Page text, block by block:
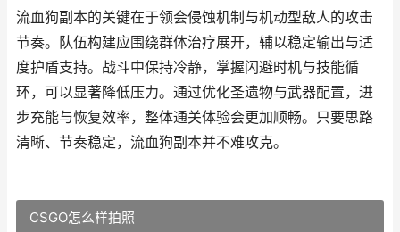
流血狗副本的关键在于领会侵蚀机制与机动型敌人的攻击
节奏。队伍构建应围绕群体治疗展开，辅以稳定输出与适
度护盾支持。战斗中保持冷静，掌握闪避时机与技能循
环，可以显著降低压力。通过优化圣遗物与武器配置，进
步充能与恢复效率，整体通关体验会更加顺畅。只要思路
清晰、节奏稳定，流血狗副本并不难攻克。
CSGO怎么样拍照